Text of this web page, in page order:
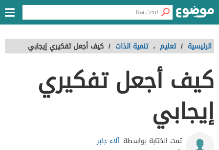
الرئيسية / تعليم ، تنمية الذات / كيف أجعل تفكيري إيجابي
كيف أجعل تفكيري
إيجابي
تمت الكتابة بواسطة:آلاء جابر